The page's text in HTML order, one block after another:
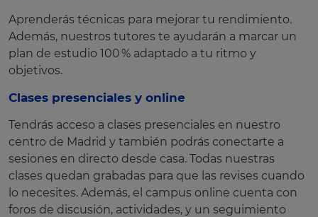
Aprenderás técnicas para mejorar tu rendimiento.
Además, nuestros tutores te ayudarán a marcar un
plan de estudio 100 % adaptado a tu ritmo y
objetivos.
Clases presenciales y online
Tendrás acceso a clases presenciales en nuestro
centro de Madrid y también podrás conectarte a
sesiones en directo desde casa. Todas nuestras
clases quedan grabadas para que las revises cuando
lo necesites. Además, el campus online cuenta con
foros de discusión, actividades, y un seguimiento